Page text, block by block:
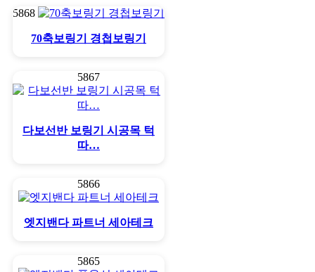
5868
70축보링기 경첩보링기
5867
다보선반 보링기 시공목 턱
따…
5866
엣지밴다 파트너 세아테크
5865